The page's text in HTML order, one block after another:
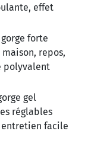
effet
forte
repos,
polyvalent
gel
réglables
entretien facile